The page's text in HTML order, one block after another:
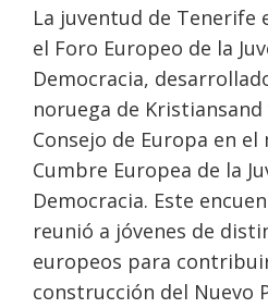
La juventud de Tenerife
el Foro Europeo de la
Democracia,
noruega de
Consejo de Europa en el
Cumbre Europea de la
Democracia. Este
reunió a jóvenes de
europeos para
construcción del Nuevo